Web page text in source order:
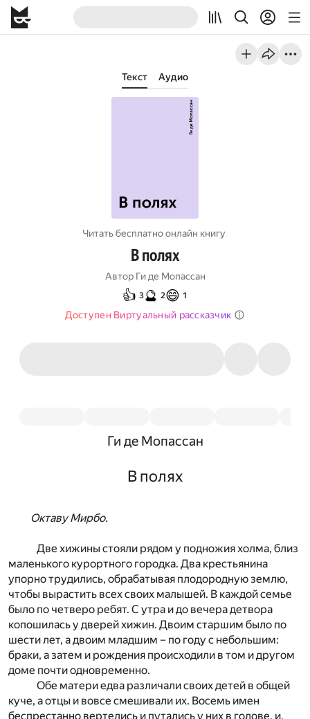
Текст Аудио
Читать бесплатно онлайн книгу
В полях
Автор Ги де Мопассан
👍 3🔮 2😄 1
Доступен Виртуальный рассказчик
Ги де Мопассан
В полях
Октаву Мирбо.
Две хижины стояли рядом у подножия холма, близ
маленького курортного городка. Два крестьянина
упорно трудились, обрабатывая плодородную землю,
чтобы вырастить всех своих малышей. В каждой семье
было по четверо ребят. С утра и до вечера детвора
копошилась у дверей хижин. Двоим старшим было по
шести лет, а двоим младшим – по году с небольшим:
браки, а затем и рождения происходили в том и другом
доме почти одновременно.
Обе матери едва различали своих детей в общей
куче, а отцы и вовсе смешивали их. Восемь имен
беспрестанно вертелись и путались у них в голове, и,